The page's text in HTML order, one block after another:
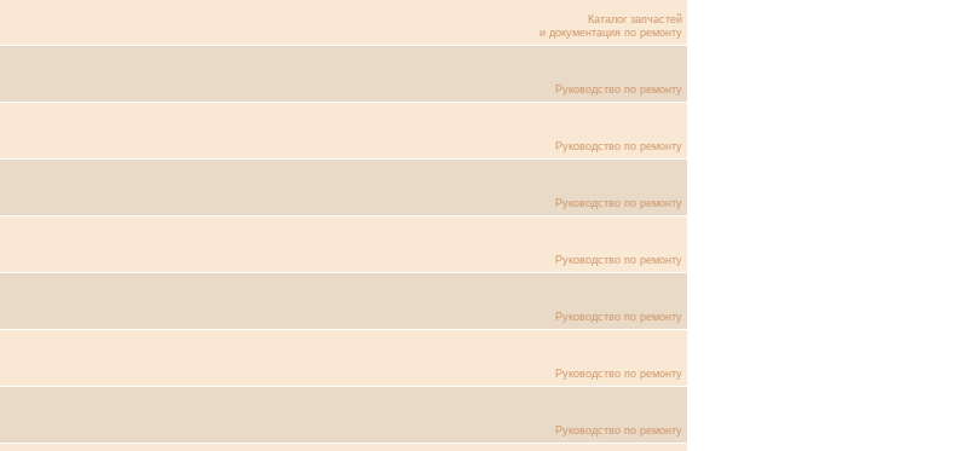
Каталог запчастей
и документация по ремонту
Руководство по ремонту
Руководство по ремонту
Руководство по ремонту
Руководство по ремонту
Руководство по ремонту
Руководство по ремонту
Руководство по ремонту